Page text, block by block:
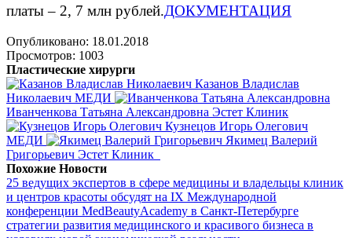
платы – 2, 7 млн рублей.ДОКУМЕНТАЦИЯ
Опубликовано: 18.01.2018
Просмотров: 1003
Пластические хирурги
Казанов Владислав
Николаевич МЕДИ
Иванченкова Татьяна Александровна Эстет Клиник
Кузнецов Игорь Олегович
МЕДИ
Якимец Валерий
Григорьевич Эстет Клиник
Похожие Новости
25 ведущих экспертов в сфере медицины и владельцы клиник
и центров красоты обсудят на IX Международной
конференции MedBeautyAcademy в Санкт-Петербурге
стратегии развития медицинского и красивого бизнеса в